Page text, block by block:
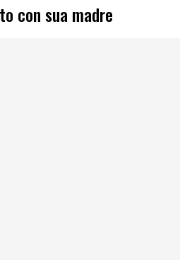
con sua madre